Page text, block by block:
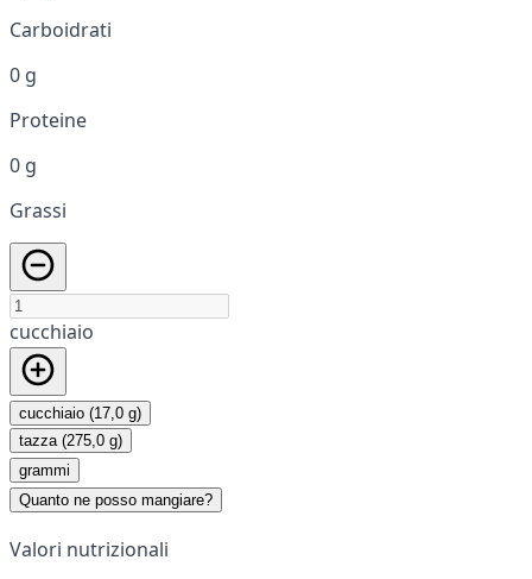
Carboidrati
0 g
Proteine
0 g
Grassi
cucchiaio
cucchiaio (17,0 g)
tazza (275,0 g)
grammi
Quanto ne posso mangiare?
Valori nutrizionali